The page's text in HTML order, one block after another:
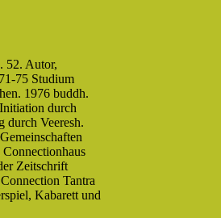
52. Autor,
75 Studium
1976 buddh.
durch
durch Veeresh.
Zeitschrift
Tantra
Kabarett und